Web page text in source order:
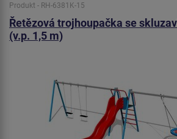
Produkt - RH-6381K-15
Řetězová trojhoupačka se
(v.p. 1,5 m)